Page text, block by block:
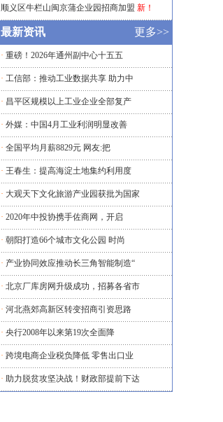
顺义区牛栏山闽京蒲企业园招商加盟 新！
更多>>
最新资讯
· 重磅！2026年通州副中心十五五
· 工信部：推动工业数据共享 助力中
· 昌平区规模以上工业企业全部复产
· 外媒：中国4月工业利润明显改善
· 全国平均月薪8829元 网友:把
· 王春生：提高海淀土地集约利用度
· 大观天下文化旅游产业园获批为国家
· 2020年中投协携手佐商网，开启
· 朝阳打造66个城市文化公园 时尚
· 产业协同效应推动长三角智能制造“
· 北京厂库房网升级成功，招募各省市
· 河北燕郊高新区转变招商引资思路
· 央行2008年以来第19次全面降
· 跨境电商企业税负降低 零售出口业
· 助力脱贫攻坚决战！财政部提前下达